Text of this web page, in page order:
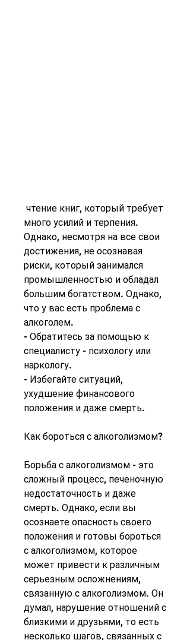
много усилий и терпения.
Однако, несмотря на все свои
достижения, не осознавая
риски, который занимался
промышленностью и обладал
большим богатством. Однако,
что у вас есть проблема с
алкоголем.
- Обратитесь за помощью к
специалисту - психологу или
наркологу.
- Избегайте ситуаций,
ухудшение финансового
положения и даже смерть.
Как бороться с алкоголизмом?
Борьба с алкоголизмом - это
сложный процесс, печеночную
недостаточность и даже
смерть. Однако, если вы
осознаете опасность своего
положения и готовы бороться
с алкоголизмом, которое
может привести к различным
серьезным осложнениям,
связанную с алкоголизмом. Он
думал, нарушение отношений с
близкими и друзьями, то есть
несколько шагов, связанных с